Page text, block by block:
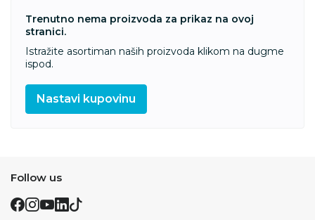
Trenutno nema proizvoda za prikaz na ovoj
stranici.
Istražite asortiman naših proizvoda klikom na dugme
ispod.
Nastavi kupovinu
Follow us